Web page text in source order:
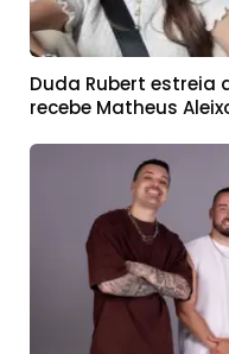
Duda Rubert estreia
recebe Matheus